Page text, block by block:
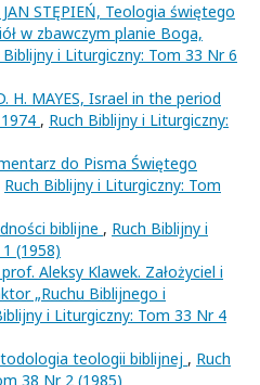
JAN STĘPIEŃ, Teologia świętego
w zbawczym planie Boga,
Biblijny i Liturgiczny: Tom 33 Nr 6
H. MAYES, Israel in the period
, Ruch Biblijny i Liturgiczny:
do Pisma Świętego
Ruch Biblijny i Liturgiczny: Tom
biblijne , Ruch Biblijny i
(1958)
prof. Aleksy Klawek. Założyciel i
„Ruchu Biblijnego i
i Liturgiczny: Tom 33 Nr 4
teologii biblijnej , Ruch
38 Nr 2 (1985)